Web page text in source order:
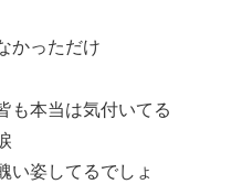
かっただけ
本当は気付いてる
姿してるでしょ